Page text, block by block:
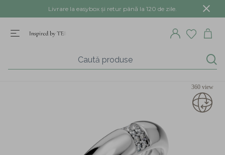
Livrare la easybox și retur până la 120 de zile.
360 view